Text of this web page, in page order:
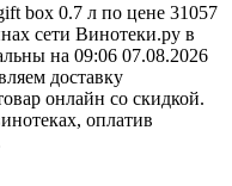
box 0.7 л по цене 31057
сети Винотеки.ру в
на 09:06 07.08.2026
доставку
онлайн со скидкой.
оплатив